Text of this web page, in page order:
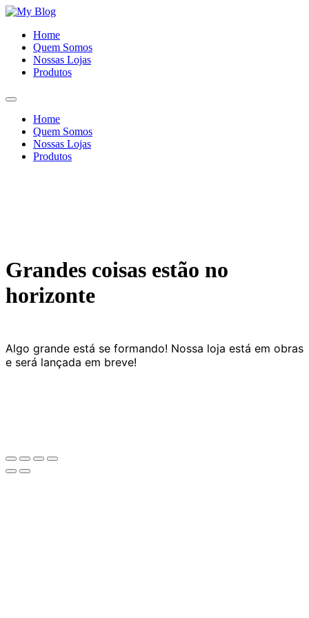
Ir
conteúdo
Home
Quem Somos
Nossas Lojas
Produtos
Home
Quem Somos
Nossas Lojas
Produtos
Grandes coisas estão no
horizonte
Algo grande está se formando! Nossa loja está em obras
e será lançada em breve!